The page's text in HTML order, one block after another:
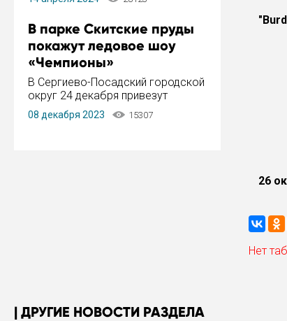
Период отключения составит не
В парке Скитские пруды
покажут ледовое шоу
«Чемпионы»
В Сергиево-Посадский городской
округ 24 декабря привезут
ледовый тур «Чемпионы»
заслуженного мастера спорта,
08 декабря 2023 15307
26
Нет
ДРУГИЕ НОВОСТИ РАЗДЕЛА